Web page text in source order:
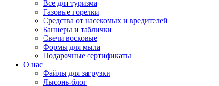
Все для туризма
Газовые горелки
Средства от насекомых и вредителей
Баннеры и таблички
Свечи восковые
Формы для мыла
Подарочные сертификаты
О нас
Файлы для загрузки
Лысонь-блог